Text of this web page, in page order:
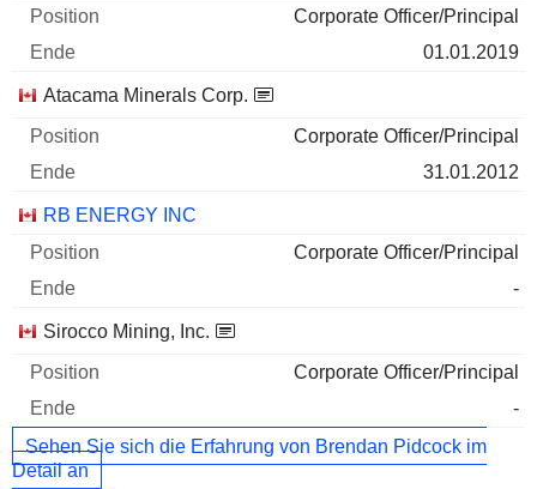
Corporate Officer/Principal
01.01.2019
Atacama Minerals Corp.
Corporate Officer/Principal
31.01.2012
RB ENERGY INC
Corporate Officer/Principal
-
Sirocco Mining, Inc.
Corporate Officer/Principal
-
Sehen Sie sich die Erfahrung von Brendan Pidcock im
Detail an